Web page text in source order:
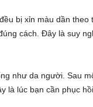
bị xỉn màu dần theo
cách. Đây là suy
như da người. Sau
lúc bạn cần phục